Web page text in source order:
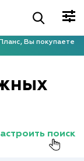
Вы покупаете
поиск